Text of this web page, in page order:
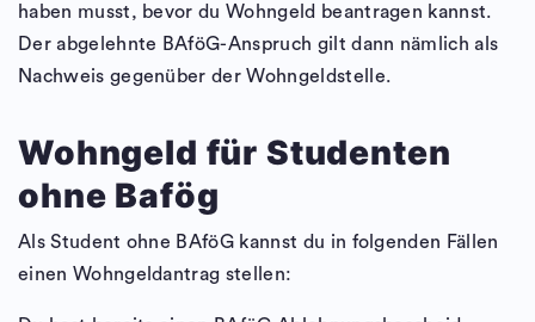
haben musst, bevor du Wohngeld beantragen kannst.
Der abgelehnte BAföG-Anspruch gilt dann nämlich als
Nachweis gegenüber der Wohngeldstelle.
Wohngeld für Studenten
ohne Bafög
Als Student ohne BAföG kannst du in folgenden Fällen
einen Wohngeldantrag stellen: